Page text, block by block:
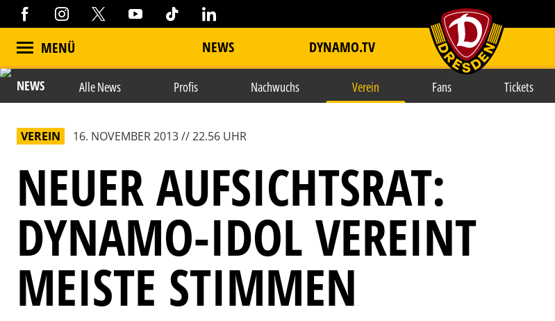
MENÜ NEWS DYNAMO.TV item.title
NEWS Alle News Profis Nachwuchs Verein Fans Tickets
VEREIN 16. NOVEMBER 2013 // 22.56 UHR
NEUER AUFSICHTSRAT:
DYNAMO-IDOL VEREINT
MEISTE STIMMEN